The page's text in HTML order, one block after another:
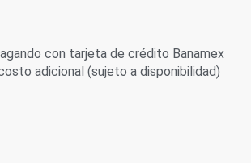
con tarjeta de crédito Banamex
adicional (sujeto a disponibilidad)